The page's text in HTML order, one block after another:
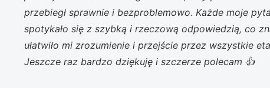
przebiegł sprawnie i bezproblemowo. Każde moje
spotykało się z szybką i rzeczową odpowiedzią, co
ułatwiło mi zrozumienie i przejście przez wszystkie
Jeszcze raz bardzo dziękuję i szczerze polecam 👍